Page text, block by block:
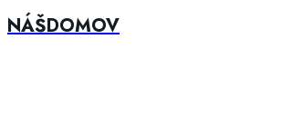
NÁŠDOMOV